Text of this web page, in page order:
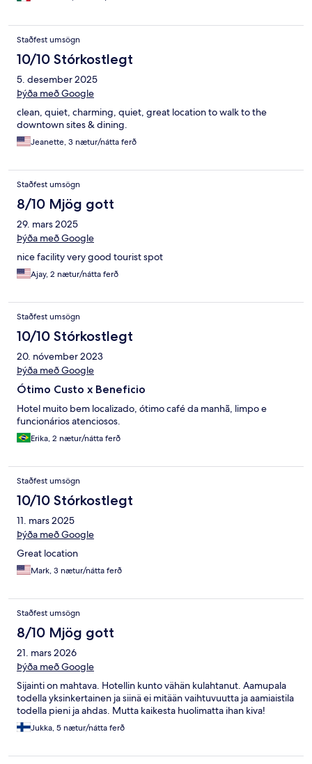
Staðfest umsögn
10/10 Stórkostlegt
5. desember 2025
Þýða með Google
clean, quiet, charming, quiet, great location to walk to the
downtown sites & dining.
Jeanette, 3 nætur/nátta ferð
Staðfest umsögn
8/10 Mjög gott
29. mars 2025
Þýða með Google
nice facility very good tourist spot
Ajay, 2 nætur/nátta ferð
Staðfest umsögn
10/10 Stórkostlegt
20. nóvember 2023
Þýða með Google
Ótimo Custo x Beneficio
Hotel muito bem localizado, ótimo café da manhã, limpo e
funcionários atenciosos.
Erika, 2 nætur/nátta ferð
Staðfest umsögn
10/10 Stórkostlegt
11. mars 2025
Þýða með Google
Great location
Mark, 3 nætur/nátta ferð
Staðfest umsögn
8/10 Mjög gott
21. mars 2026
Þýða með Google
Sijainti on mahtava. Hotellin kunto vähän kulahtanut. Aamupala
todella yksinkertainen ja siinä ei mitään vaihtuvuutta ja aamiaistila
todella pieni ja ahdas. Mutta kaikesta huolimatta ihan kiva!
Jukka, 5 nætur/nátta ferð